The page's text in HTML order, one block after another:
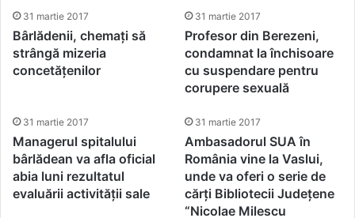
31 martie 2017
Bârlădenii, chemați să
strângă mizeria
concetățenilor
31 martie 2017
Profesor din Berezeni,
condamnat la închisoare
cu suspendare pentru
corupere sexuală
31 martie 2017
Managerul spitalului
bârlădean va afla oficial
abia luni rezultatul
evaluării activității sale
31 martie 2017
Ambasadorul SUA în
România vine la Vaslui,
unde va oferi o serie de
cărți Bibliotecii Județene
“Nicolae Milescu